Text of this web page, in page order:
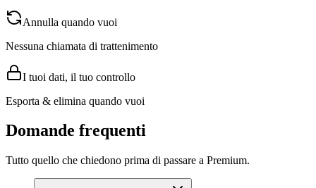
Annulla quando vuoi
Nessuna chiamata di trattenimento
I tuoi dati, il tuo controllo
Esporta & elimina quando vuoi
Domande frequenti
Tutto quello che chiedono prima di passare a Premium.